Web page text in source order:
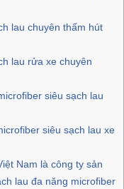
lau chuyên thấm hút
lau rửa xe chuyên
siêu sạch lau
siêu sạch lau xe
Nam là công ty sản
lau đa năng microfiber